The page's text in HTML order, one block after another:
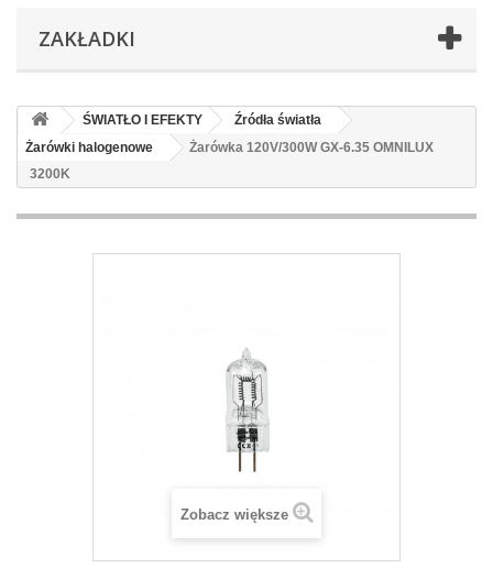
ZAKŁADKI
ŚWIATŁO I EFEKTY
Źródła światła
Żarówki halogenowe
Żarówka 120V/300W GX-6.35 OMNILUX
3200K
Zobacz większe